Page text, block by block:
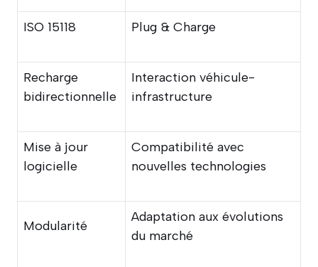
ISO 15118 Plug & Charge
Recharge
bidirectionnelle
Interaction véhicule-
infrastructure
Mise à jour
logicielle
Compatibilité avec
nouvelles technologies
Modularité
Adaptation aux évolutions
du marché